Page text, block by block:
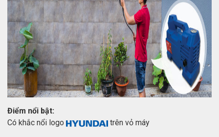
Điểm nổi bật:
Có khắc nổi logo
trên vỏ máy